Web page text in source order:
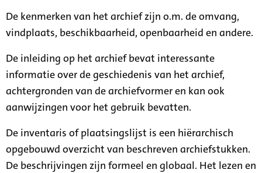
De kenmerken van het archief zijn o.m. de omvang,
vindplaats, beschikbaarheid, openbaarheid en andere.
De inleiding op het archief bevat interessante
informatie over de geschiedenis van het archief,
achtergronden van de archiefvormer en kan ook
aanwijzingen voor het gebruik bevatten.
De inventaris of plaatsingslijst is een hiërarchisch
opgebouwd overzicht van beschreven archiefstukken.
De beschrijvingen zijn formeel en globaal. Het lezen en